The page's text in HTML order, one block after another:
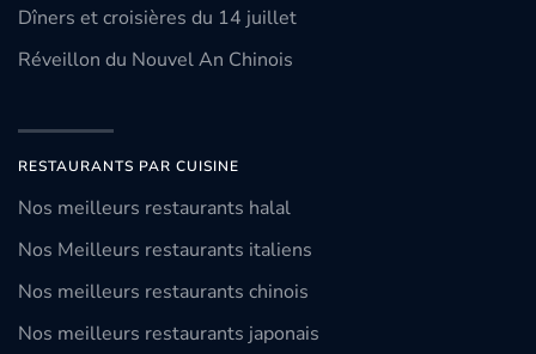
Dîners et croisières du 14 juillet
Réveillon du Nouvel An Chinois
RESTAURANTS PAR CUISINE
Nos meilleurs restaurants halal
Nos Meilleurs restaurants italiens
Nos meilleurs restaurants chinois
Nos meilleurs restaurants japonais